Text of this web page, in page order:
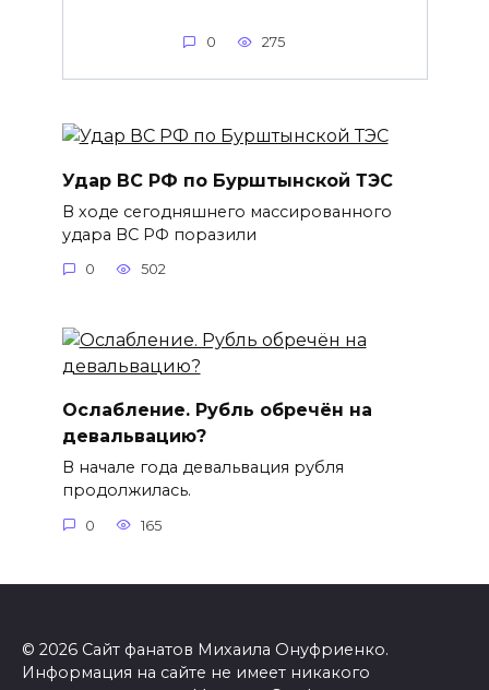
0 275
Удар ВС РФ по Бурштынской ТЭС
В ходе сегодняшнего массированного
удара ВС РФ поразили
0 502
Ослабление. Рубль обречён на
девальвацию?
В начале года девальвация рубля
продолжилась.
0 165
© 2026 Сайт фанатов Михаила Онуфриенко.
Информация на сайте не имеет никакого